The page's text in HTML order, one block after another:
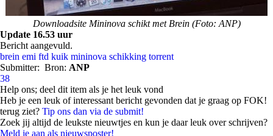
Downloadsite Mininova schikt met Brein (Foto: ANP)
Update 16.53 uur
Bericht aangevuld.
brein emi ftd kuik mininova schikking torrent
Submitter: Bron: ANP
38
Help ons; deel dit item als je het leuk vond
Heb je een leuk of interessant bericht gevonden dat je graag op FOK!
terug ziet? Tip ons dan via de submit!
Zoek jij altijd de leukste nieuwtjes en kun je daar leuk over schrijven?
Meld je aan als nieuwsposter!